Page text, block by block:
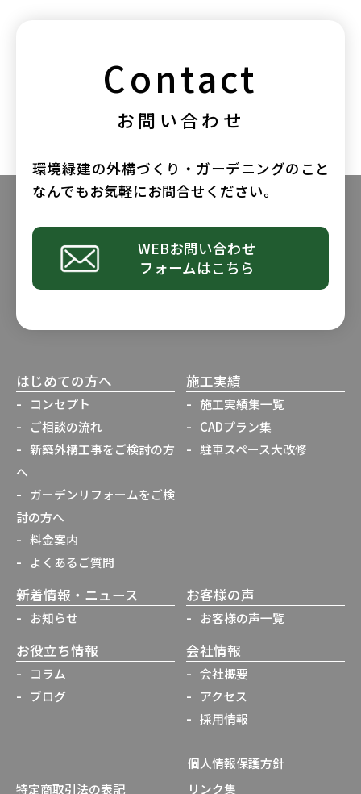
Contact
お問い合わせ
環境緑建の外構づくり・ガーデニングのこと
なんでもお気軽にお問合せください。
WEBお問い合わせ
フォームはこちら
個人情報保護方針
特定商取引法の表記
リンク集
はじめての方へ
コンセプト
ご相談の流れ
新築外構工事をご検討の方
へ
ガーデンリフォームをご検
討の方へ
料金案内
よくあるご質問
施工実績
施工実績集一覧
CADプラン集
駐車スペース大改修
新着情報・ニュース
お知らせ
お客様の声
お客様の声一覧
お役立ち情報
コラム
ブログ
会社情報
会社概要
アクセス
採用情報